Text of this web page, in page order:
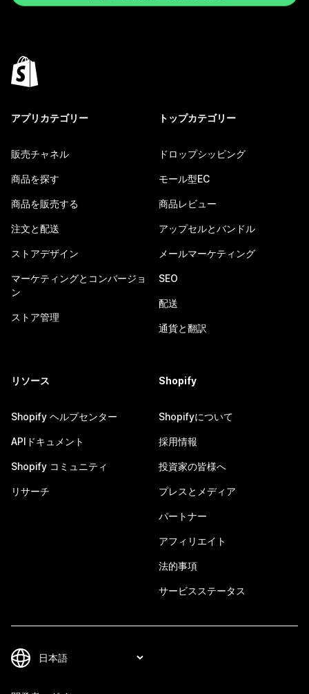
アプリカテゴリー
販売チャネル
商品を探す
商品を販売する
注文と配送
ストアデザイン
マーケティングとコンバージョ
ン
ストア管理
トップカテゴリー
ドロップシッピング
モール型EC
商品レビュー
アップセルとバンドル
メールマーケティング
SEO
配送
通貨と翻訳
リソース
Shopify ヘルプセンター
APIドキュメント
Shopify コミュニティ
リサーチ
Shopify
Shopifyについて
採用情報
投資家の皆様へ
プレスとメディア
パートナー
アフィリエイト
法的事項
サービスステータス